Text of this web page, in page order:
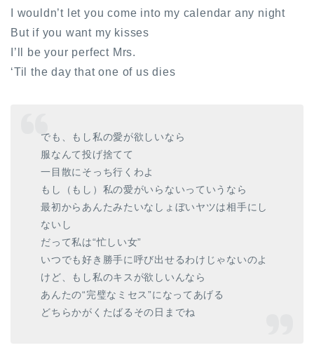
I wouldn’t let you come into my calendar any night
But if you want my kisses
I’ll be your perfect Mrs.
‘Til the day that one of us dies
でも、もし私の愛が欲しいなら
服なんて投げ捨てて
一目散にそっち行くわよ
もし（もし）私の愛がいらないっていうなら
最初からあんたみたいなしょぼいヤツは相手にし
ないし
だって私は“忙しい女”
いつでも好き勝手に呼び出せるわけじゃないのよ
けど、もし私のキスが欲しいんなら
あんたの“完璧なミセス”になってあげる
どちらかがくたばるその日までね